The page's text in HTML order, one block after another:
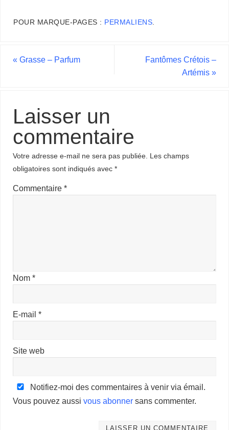
POUR MARQUE-PAGES : PERMALIENS
« Grasse – Parfum
Fantômes Crétois –
Artémis »
Laisser un
commentaire
Votre adresse e-mail ne sera pas publiée. Les champs
obligatoires sont indiqués avec*
Commentaire*
Nom*
E-mail*
Site web
Notifiez-moi des commentaires à venir via émail.
Vous pouvez aussivous abonner sans commenter.